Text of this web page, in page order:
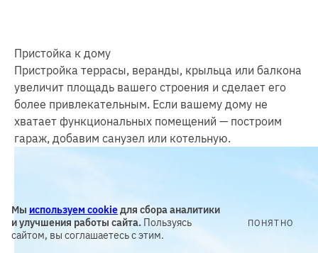
Мы используем cookieдля сбора аналитики
и улучшения работы сайта. Пользуясь
сайтом, вы соглашаетесь с этим.
ПОНЯТНО
Пристойка к дому
Пристройка террасы, веранды, крыльца или балкона
увеличит площадь вашего строения и сделает его
более привлекательным. Если вашему дому не
хватает функциональных помещений — построим
гараж, добавим санузел или котельную.